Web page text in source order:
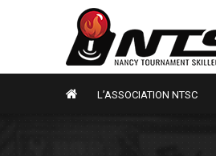
L’ASSOCIATION NTSC